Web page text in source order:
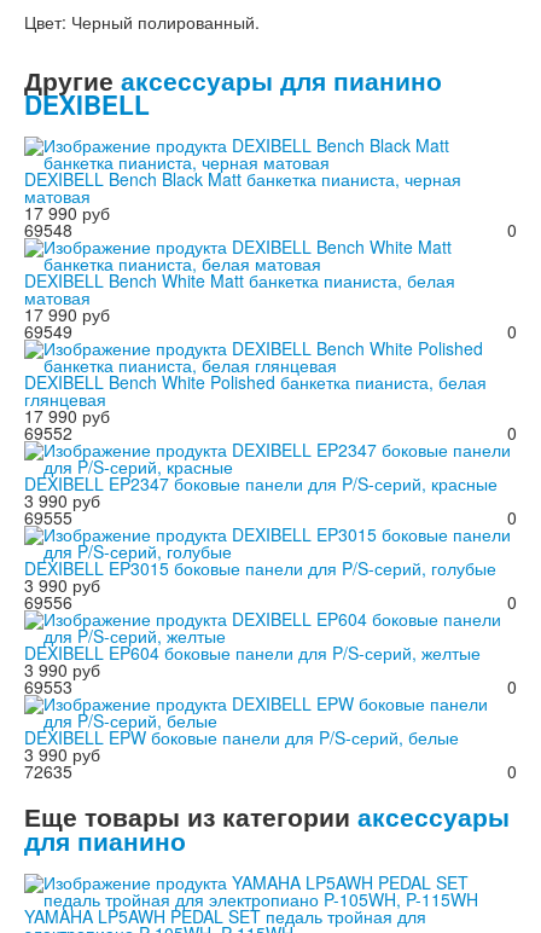
Цвет: Черный полированный.
Другие аксессуары для пианино
DEXIBELL
DEXIBELL Bench Black Matt банкетка пианиста, черная
матовая
17 990 руб
0
69548
DEXIBELL Bench White Matt банкетка пианиста, белая
матовая
17 990 руб
0
69549
DEXIBELL Bench White Polished банкетка пианиста, белая
глянцевая
17 990 руб
0
69552
DEXIBELL EP2347 боковые панели для P/S-серий, красные
3 990 руб
0
69555
DEXIBELL EP3015 боковые панели для P/S-серий, голубые
3 990 руб
0
69556
DEXIBELL EP604 боковые панели для P/S-серий, желтые
3 990 руб
0
69553
DEXIBELL EPW боковые панели для P/S-серий, белые
3 990 руб
0
72635
Еще товары из категории аксессуары
для пианино
YAMAHA LP5AWH PEDAL SET педаль тройная для